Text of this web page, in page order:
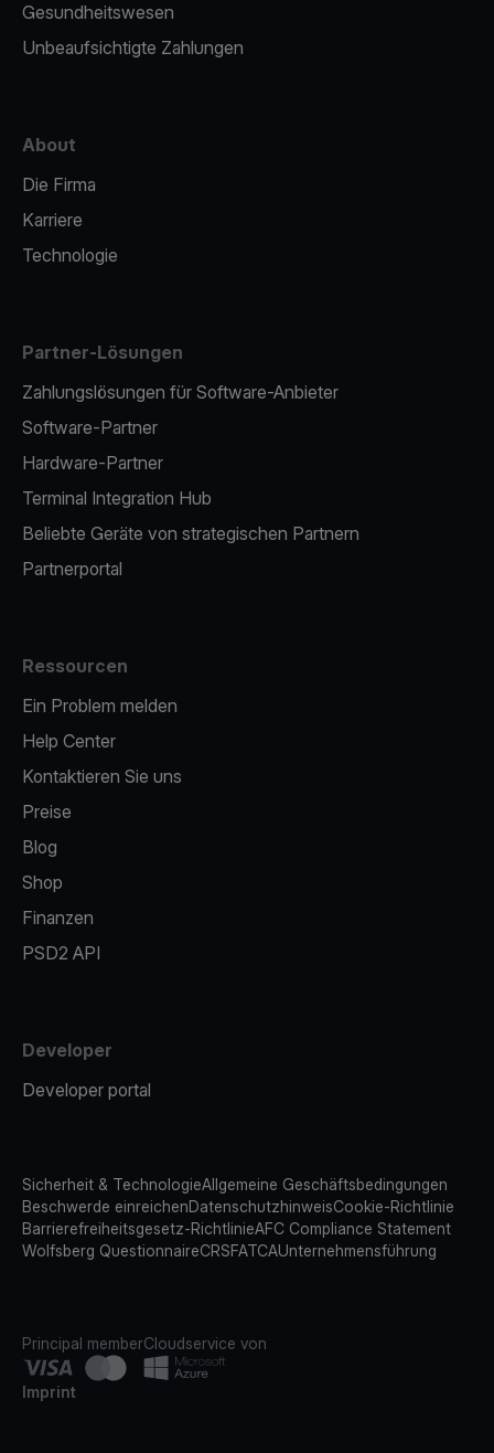
Gesundheitswesen
Unbeaufsichtigte Zahlungen
About
Die Firma
Karriere
Technologie
Partner-Lösungen
Zahlungslösungen für Software-Anbieter
Software-Partner
Hardware-Partner
Terminal Integration Hub
Beliebte Geräte von strategischen Partnern
Partnerportal
Ressourcen
Ein Problem melden
Help Center
Kontaktieren Sie uns
Preise
Blog
Shop
Finanzen
PSD2 API
Developer
Developer portal
Sicherheit & TechnologieAllgemeine Geschäftsbedingungen
Beschwerde einreichenDatenschutzhinweisCookie-Richtlinie
Barrierefreiheitsgesetz-RichtlinieAFC Compliance Statement
Wolfsberg QuestionnaireCRSFATCAUnternehmensführung
Principal memberCloudservice von
Imprint